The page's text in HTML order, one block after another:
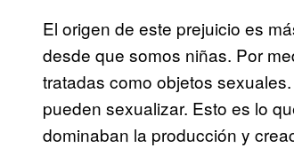
El origen de este prejuicio es
desde que somos niñas. Por
tratadas como objetos
pueden sexualizar. Esto es lo
dominaban la producción y